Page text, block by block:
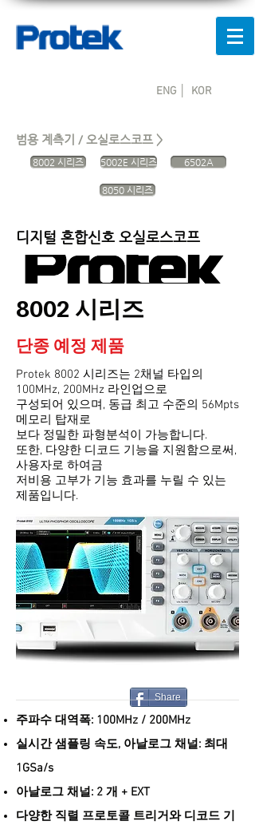
ENG │ KOR
범용 계측기 / 오실로스코프 >
8002 시리즈 5002E 시리즈 6502A
8050 시리즈
디지털 혼합신호 오실로스코프
8002 시리즈
단종 예정 제품
Protek 8002 시리즈는 2채널 타입의
100MHz, 200MHz 라인업으로
구성되어 있으며, 동급 최고 수준의 56Mpts
메모리 탑재로
보다 정밀한 파형분석이 가능합니다.
또한, 다양한 디코드 기능을 지원함으로써,
​사용자로 하여금
저비용 고부가 기능 효과를 누릴 수 있는
제품입니다.
Share
주파수 대역폭: 100MHz / 200MHz
실시간 샘플링 속도, 아날로그 채널: 최대
1GSa/s
아날로그 채널: 2 개 + EXT
다양한 직렬 프로토콜 트리거와 디코드 기